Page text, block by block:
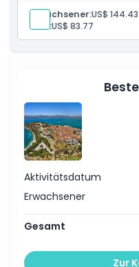
Gräber und die
genießen Sie ein
bevor Sie die
Epidaurus aus dem 4.
Erwachsener:US$ 144.43
Kind:US$ 83.77
Aktivitätsdatum
Erwachsener
Gesamt
Zur